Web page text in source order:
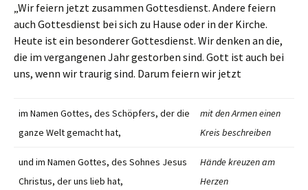
„Wir feiern jetzt zusammen Gottesdienst. Andere feiern
auch Gottesdienst bei sich zu Hause oder in der Kirche.
Heute ist ein besonderer Gottesdienst. Wir denken an die,
die im vergangenen Jahr gestorben sind. Gott ist auch bei
uns, wenn wir traurig sind. Darum feiern wir jetzt
im Namen Gottes, des Schöpfers, der die
ganze Welt gemacht hat,
mit den Armen einen
Kreis beschreiben
und im Namen Gottes, des Sohnes Jesus
Christus, der uns lieb hat,
Hände kreuzen am
Herzen